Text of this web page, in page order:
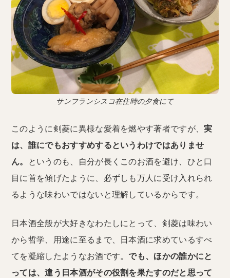
サンフランシスコ在住時の夕食にて
このように剣菱に異様な愛着を燃やす著者ですが、実
は、誰にでもおすすめするというわけではありませ
ん。
というのも、自分が長くこのお酒を避け、ひと口
目に首を傾げたように、必ずしも万人に受け入れられ
るような味わいではないと理解しているからです。
日本酒全般が大好きなわたしにとって、剣菱は味わい
から哲学、用途に至るまで、日本酒に求めているすべ
てを凝縮したようなお酒です。でも、ほかの誰かにと
っては、違う日本酒がその役割を果たすのだと思って